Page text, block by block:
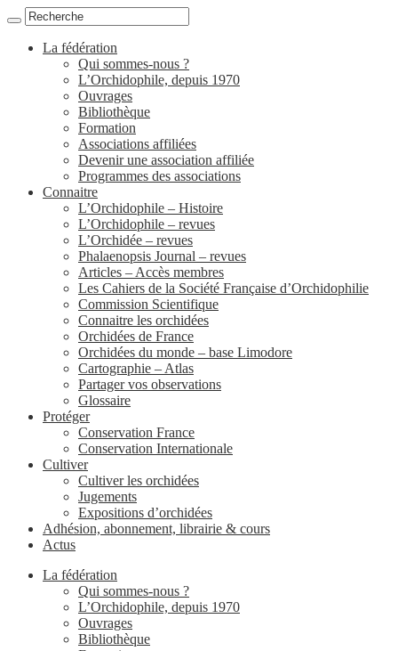
La fédération
Qui sommes-nous ?
L’Orchidophile, depuis 1970
Ouvrages
Bibliothèque
Formation
Associations affiliées
Devenir une association affiliée
Programmes des associations
Connaitre
L’Orchidophile – Histoire
L’Orchidophile – revues
L’Orchidée – revues
Phalaenopsis Journal – revues
Articles – Accès membres
Les Cahiers de la Société Française d’Orchidophilie
Commission Scientifique
Connaitre les orchidées
Orchidées de France
Orchidées du monde – base Limodore
Cartographie – Atlas
Partager vos observations
Glossaire
Protéger
Conservation France
Conservation Internationale
Cultiver
Cultiver les orchidées
Jugements
Expositions d’orchidées
Adhésion, abonnement, librairie & cours
Actus
La fédération
Qui sommes-nous ?
L’Orchidophile, depuis 1970
Ouvrages
Bibliothèque